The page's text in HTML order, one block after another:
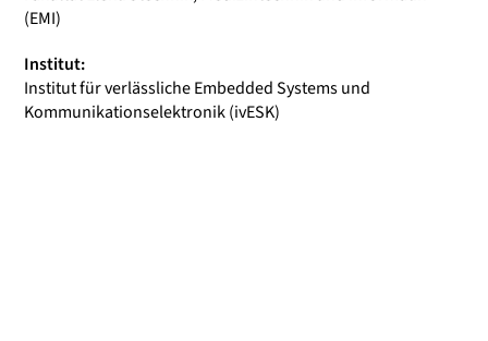
(EMI)
Institut:
Institut für verlässliche Embedded Systems und
Kommunikationselektronik (ivESK)